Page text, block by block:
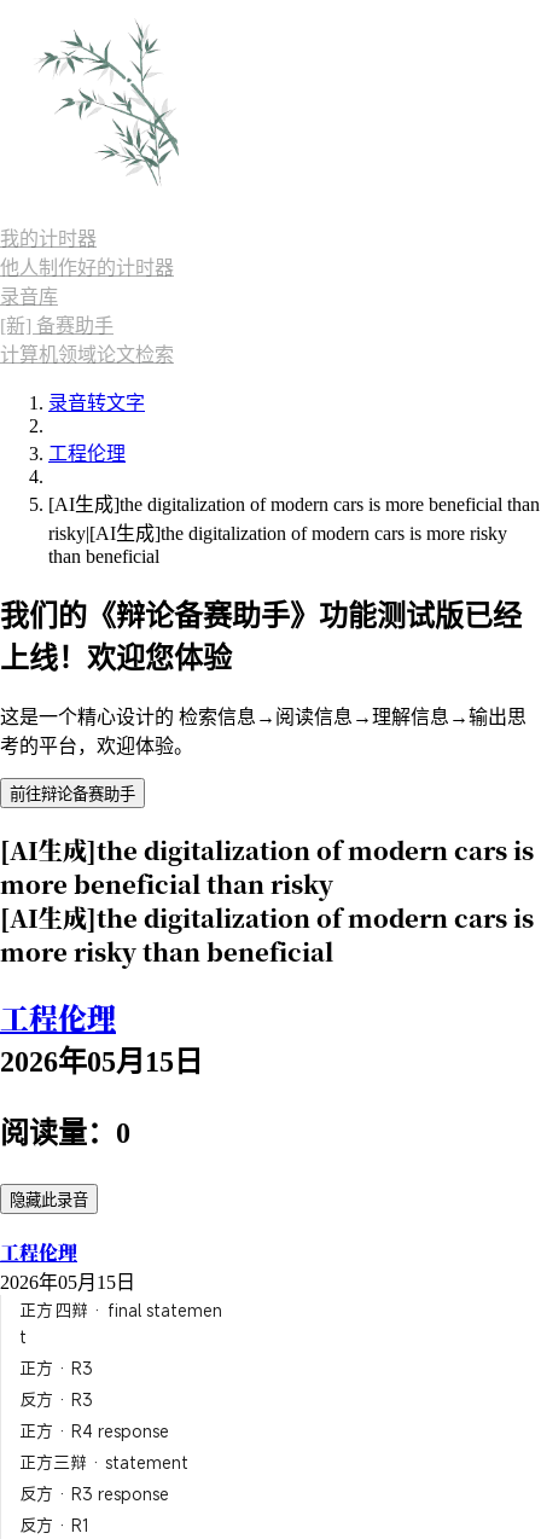
我的计时器
他人制作好的计时器
录音库
[新] 备赛助手
计算机领域论文检索
录音转文字
工程伦理
[AI生成]the digitalization of modern cars is more beneficial than
risky|[AI生成]the digitalization of modern cars is more risky
than beneficial
我们的《辩论备赛助手》功能测试版已经
上线！欢迎您体验
这是一个精心设计的 检索信息→阅读信息→理解信息→输出思
考的平台，欢迎体验。
前往辩论备赛助手
[AI生成]the digitalization of modern cars is
more beneficial than risky
[AI生成]the digitalization of modern cars is
more risky than beneficial
工程伦理
2026年05月15日
阅读量：0
隐藏此录音
工程伦理
2026年05月15日
正方四辩 · final statemen
t
正方 · R3
反方 · R3
正方 · R4 response
正方三辩 · statement
反方 · R3 response
反方 · R1